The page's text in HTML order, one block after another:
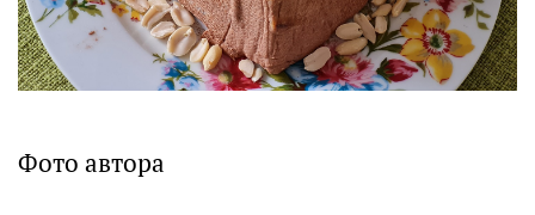
Фото автора